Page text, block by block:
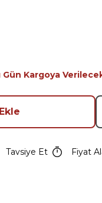
Gün Kargoya
Tavsiye Et Fiyat